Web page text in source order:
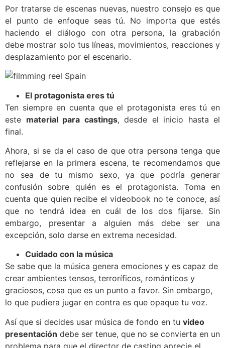
Por tratarse de escenas nuevas, nuestro consejo es que
el punto de enfoque seas tú. No importa que estés
haciendo el diálogo con otra persona, la grabación
debe mostrar solo tus líneas, movimientos, reacciones y
desplazamiento por el escenario.
El protagonista eres tú
Ten siempre en cuenta que el protagonista eres tú en
este material para castings, desde el inicio hasta el
final.
Ahora, si se da el caso de que otra persona tenga que
reflejarse en la primera escena, te recomendamos que
no sea de tu mismo sexo, ya que podría generar
confusión sobre quién es el protagonista. Toma en
cuenta que quien recibe el videobook no te conoce, así
que no tendrá idea en cuál de los dos fijarse. Sin
embargo, presentar a alguien más debe ser una
excepción, solo darse en extrema necesidad.
Cuidado con la música
Se sabe que la música genera emociones y es capaz de
crear ambientes tensos, terroríficos, románticos y
graciosos, cosa que es un punto a favor. Sin embargo,
lo que pudiera jugar en contra es que opaque tu voz.
Así que si decides usar música de fondo en tu video
presentación debe ser tenue, que no se convierta en un
problema para que el director de casting aprecie el